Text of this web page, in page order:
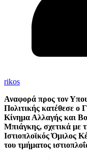
rikos
Αναφορά προς τον
Πολιτικής κατέθεσε
Κίνημα Αλλαγής και
Μπιάγκης, σχετικά με
Ιστιοπλοϊκός Όμιλος
του τμήματος